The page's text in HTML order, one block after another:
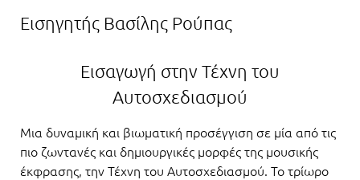
Εισηγητής Βασίλης Ρούπας
Εισαγωγή στην Τέχνη του
Αυτοσχεδιασμού
Μια δυναμική και βιωματική προσέγγιση σε μία από τις
πιο ζωντανές και δημιουργικές μορφές της μουσικής
έκφρασης, την Τέχνη του Αυτοσχεδιασμού. Το τρίωρο